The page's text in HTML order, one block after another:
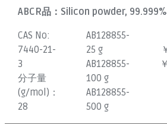
ABCR品： Silicon powder,
CAS No:
7440-21-
3
分子量
(g/mol)：
28
AB128855-
25 g
AB128855-
100 g
AB128855-
500 g